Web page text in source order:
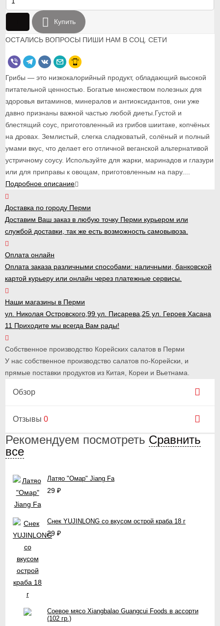
Купить
ОСТАЛИСЬ ВОПРОСЫ ПИШИ НАМ В СОЦ. СЕТИ
Грибы — это низкокалорийный продукт, обладающий высокой
питательной ценностью. Богатые множеством полезных для
здоровья витаминов, минералов и антиоксидантов, они уже
давно признаны важной частью любой диеты.Густой и
блестящий соус, приготовленный из грибов шиитаке, копчёных
на дровах. Землистый, слегка сладковатый, солёный и полный
умами вкус, что делает его отличной веганской альтернативой
устричному соусу. Используйте для жарки, маринадов и глазури
или для приправы к овощам, приготовленным на пару....
Подробное описание
Доставка по городу Перми
Доставим Ваш заказ в любую точку Перми курьером или
службой доставки, так же есть возможность самовывоза.
Оплата онлайн
Оплата заказа различными способами: наличными, банковской
картой курьеру или онлайн через платежные сервисы.
Наши магазины в Перми
ул. Николая Островского,99 ул. Писарева,25 ул. Героев Хасана
11 Приходите мы всегда Вам рады!
Собственное производство Корейских салатов в Перми
У нас собственное производство салатов по-Корейски, и
прямые поставки продуктов из Китая, Кореи и Вьетнама.
Обзор
Отзывы 0
Рекомендуем посмотреть Сравнить
все
Латяо "Омар" Jiang Fa
29 ₽
Снек YUJINLONG со вкусом острой краба 18 г
29 ₽
Соевое мясо Xiangbalao Guangcui Foods в ассорти
(102 гр.)